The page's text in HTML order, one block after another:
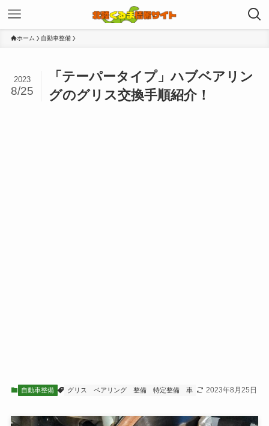
ホーム 自動車整備
「テーパータイプ」ハブベアリン
グのグリス交換手順紹介！
2023
8/25
自動車整備 グリス ベアリング 整備 特定整備 車 2023年8月25日